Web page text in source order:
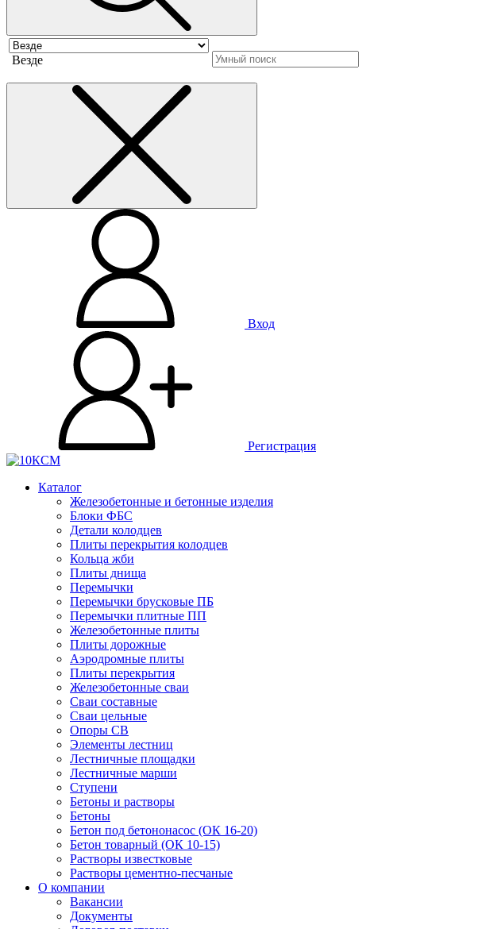
Везде
Вход
Регистрация
Каталог
Железобетонные и бетонные изделия
Блоки ФБС
Детали колодцев
Плиты перекрытия колодцев
Кольца жби
Плиты днища
Перемычки
Перемычки брусковые ПБ
Перемычки плитные ПП
Железобетонные плиты
Плиты дорожные
Аэродромные плиты
Плиты перекрытия
Железобетонные сваи
Сваи составные
Сваи цельные
Опоры СВ
Элементы лестниц
Лестничные площадки
Лестничные марши
Ступени
Бетоны и растворы
Бетоны
Бетон под бетононасос (ОК 16-20)
Бетон товарный (ОК 10-15)
Растворы известковые
Растворы цементно-песчаные
О компании
Вакансии
Документы